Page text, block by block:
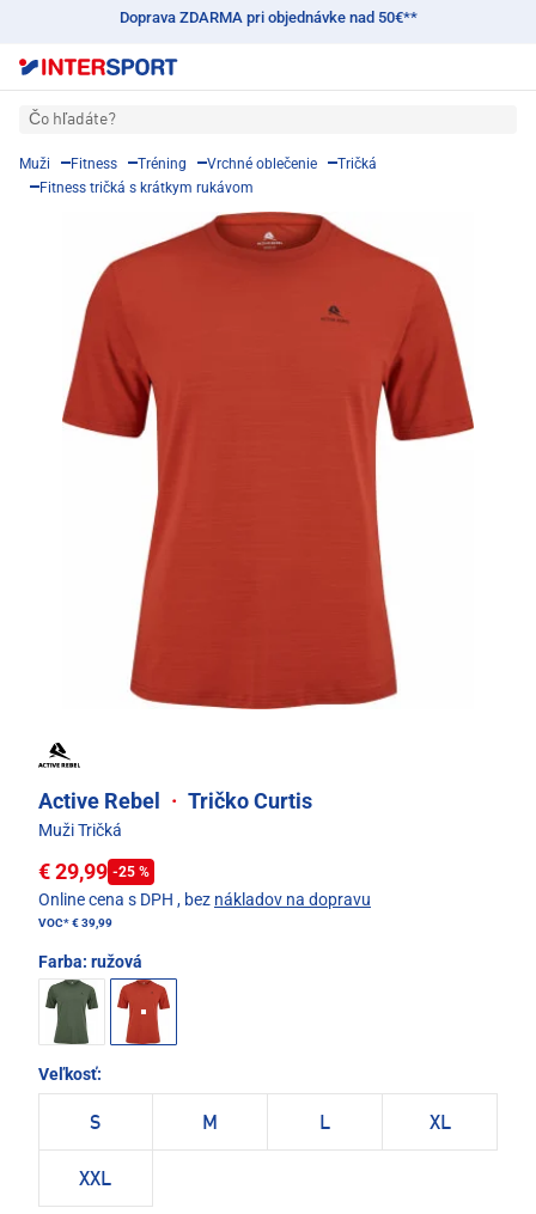
Doprava ZDARMA pri objednávke nad 50€**
Čo hľadáte?
Muži Fitness Tréning Vrchné oblečenie
Tričká
Fitness tričká s krátkym rukávom
Active Rebel · Tričko Curtis
Muži Tričká
€ 29,99 -25 %
Online cena s DPH , bez nákladov na dopravu
VOC*€ 39,99
Farba: ružová
Veľkosť:
S M L XL
XXL